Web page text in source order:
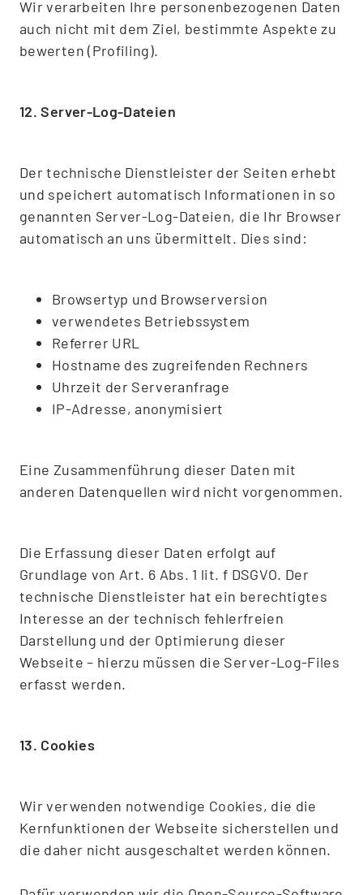
Wir verarbeiten Ihre personenbezogenen Daten
auch nicht mit dem Ziel, bestimmte Aspekte zu
bewerten (Profiling).
12. Server-Log-Dateien
Der technische Dienstleister der Seiten erhebt
und speichert automatisch Informationen in so
genannten Server-Log-Dateien, die Ihr Browser
automatisch an uns übermittelt. Dies sind:
Browsertyp und Browserversion
verwendetes Betriebssystem
Referrer URL
Hostname des zugreifenden Rechners
Uhrzeit der Serveranfrage
IP-Adresse, anonymisiert
Eine Zusammenführung dieser Daten mit
anderen Datenquellen wird nicht vorgenommen.
Die Erfassung dieser Daten erfolgt auf
Grundlage von Art. 6 Abs. 1 lit. f DSGVO. Der
technische Dienstleister hat ein berechtigtes
Interesse an der technisch fehlerfreien
Darstellung und der Optimierung dieser
Webseite – hierzu müssen die Server-Log-Files
erfasst werden.
13. Cookies
Wir verwenden notwendige Cookies, die die
Kernfunktionen der Webseite sicherstellen und
die daher nicht ausgeschaltet werden können.